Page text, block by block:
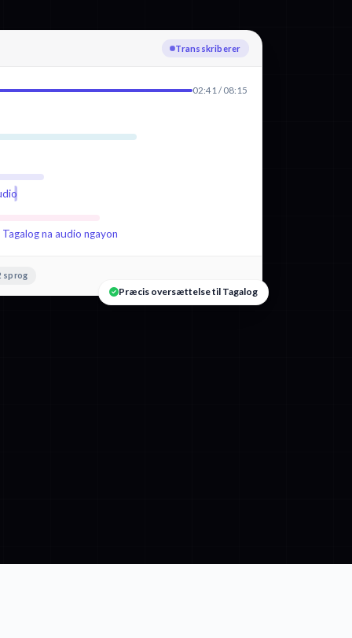
Transskriberer
02:41 / 08:15
na audio ngayon
sprog
Præcis oversættelse til Tagalog